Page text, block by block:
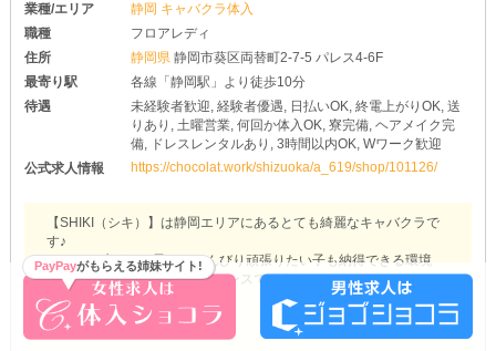
業種/エリア
静岡 キャバクラ体入
職種
フロアレディ
住所
静岡県静岡市葵区両替町2-7-5 パレス4-6F
最寄り駅
各線「静岡駅」より徒歩10分
待遇
未経験者歓迎, 経験者優遇, 日払いOK, 終電上がりOK, 送
りあり, 土曜営業, 何回か体入OK, 寮完備, ヘアメイク完
備, ドレスレンタルあり, 3時間以内OK, Wワーク歓迎
公式求人情報
https://chocolat.work/shizuoka/a_619/shop/101126/
【SHIKI（シキ）】は静岡エリアにあるとても綺麗なキャバクラで
す♪
しっかり稼ぎたい子も、のんびり頑張りたい子も納得できる環境
で、楽しく×ワイワイ働くチャンスですよ☆
■落ち着いた良客層が自慢です◎
当店を訪れるお客様は30代～50代のサラリーマンさんがメイン。
▶このお店の営業ページを見る
PayPayがもらえる姉妹サイト!